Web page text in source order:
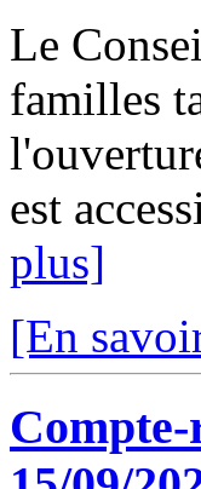
Le
familles
est
plus]
[En